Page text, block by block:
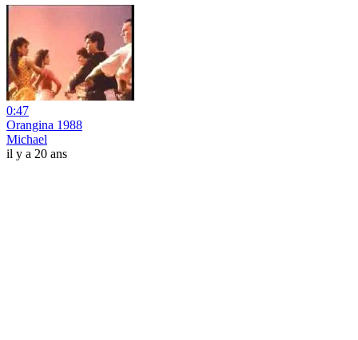
0:47
Orangina 1988
Michael
il y a 20 ans